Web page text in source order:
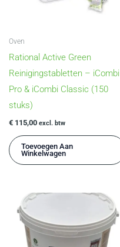
Oven
Rational Active Green
Reinigingstabletten – iCombi
Pro & iCombi Classic (150
stuks)
€ 115,00 excl. btw
Toevoegen Aan
Winkelwagen